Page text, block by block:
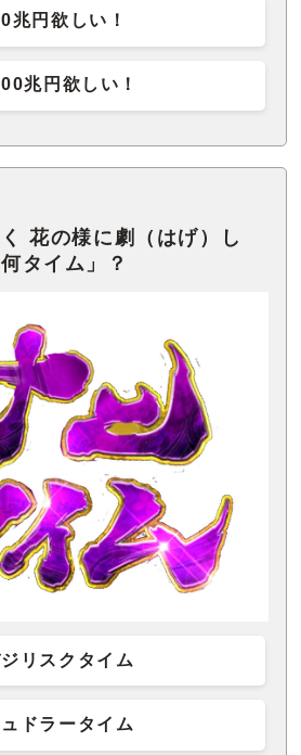
兆円欲しい！
兆円欲しい！
く 花の様に劇（はげ）し
タイム」？
リスクタイム
ュドラータイム